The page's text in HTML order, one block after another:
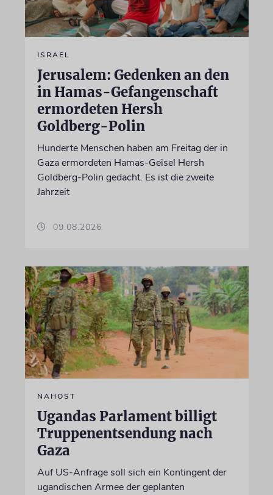
ISRAEL
Jerusalem: Gedenken an den
in Hamas-Gefangenschaft
ermordeten Hersh
Goldberg-Polin
Hunderte Menschen haben am Freitag der in
Gaza ermordeten Hamas-Geisel Hersh
Goldberg-Polin gedacht. Es ist die zweite
Jahrzeit
09.08.2026
NAHOST
Ugandas Parlament billigt
Truppenentsendung nach
Gaza
Auf US-Anfrage soll sich ein Kontingent der
ugandischen Armee der geplanten